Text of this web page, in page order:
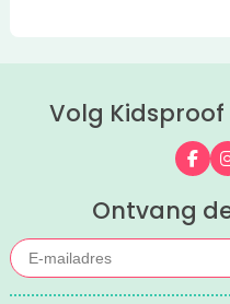
Volg
Volg
Ontvang